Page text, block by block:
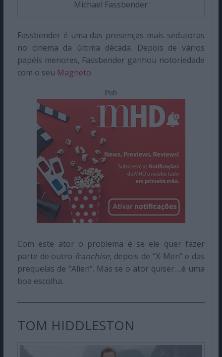
Michael Fassbender
Fassbender é uma das presenças mais sedutoras
no cinema da última década. Depois de vários
papéis menores, Fassbender ganhou notoriedade
com o seu Magneto.
Pub
Com este ator o problema é se ele quer fazer
parte de outro franchise, depois de “X-Men” e das
prequelas de “Alien”. Mas se o ator quiser….é uma
boa escolha.
TOM HIDDLESTON